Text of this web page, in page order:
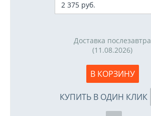
2 375 руб.
Доставка послезавтра
(11.08.2026)
В КОРЗИНУ
КУПИТЬ В ОДИН КЛИК